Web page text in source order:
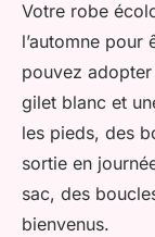
Votre robe
l’automne pour
pouvez
gilet blanc et
les pieds, des
sortie en
sac, des
bienvenus.